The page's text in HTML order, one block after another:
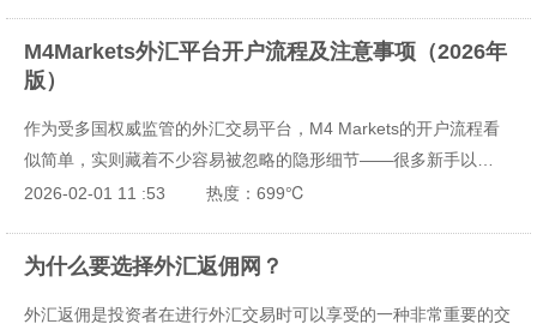
本身。下面就从三大核心维度，给新手一套可落地、无套路的平台
筛选方法论，照着做就能筛出靠谱平台。
M4Markets外汇平台开户流程及注意事项（2026年
版）
作为受多国权威监管的外汇交易平台，M4 Markets的开户流程看
似简单，实则藏着不少容易被忽略的隐形细节——很多新手以
为“填完信息、传完证件就完事”，却因官网找错、账户类型选错、
上千篇一律的流程罗列，这里结合2026年平台最新优化的开户体
程，每一个细节都对应真实开户场景，拒绝空泛表述，更不胡编乱
2026-02-01 11 :53 热度：699℃
为什么要选择外汇返佣网？
外汇返佣是投资者在进行外汇交易时可以享受的一种非常重要的交